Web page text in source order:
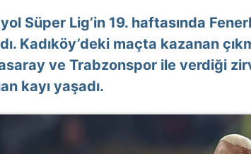
Süper Lig’in 19. haftasında
Kadıköy’deki maçta kazanan
ve Trabzonspor ile verdiği
kayı yaşadı.